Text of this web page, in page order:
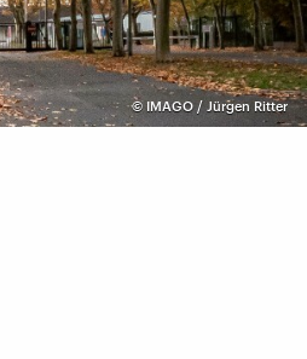
© IMAGO / Jürgen Ritter